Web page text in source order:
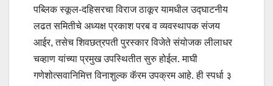
पब्लिक स्कूल-दहिसरचा विराज ठाकूर यामधील उद्घाटनीय
लढत समितीचे अध्यक्ष प्रकाश परब व व्यवस्थापक संजय
आईर, तसेच शिवछत्रपती पुरस्कार विजेते संयोजक लीलाधर
चव्हाण यांच्या प्रमुख उपस्थितीत सुरु होईल. माघी
गणेशोत्सवानिमित्त विनाशुल्क कॅरम उपक्रम आहे. ही स्पर्धा ३